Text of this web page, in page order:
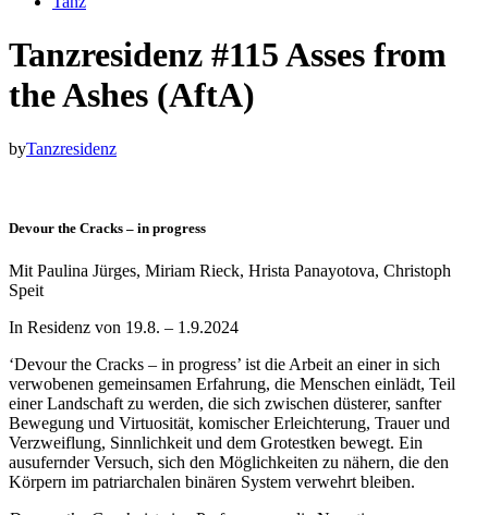
Tanzresidenz #115 Asses from
the Ashes (AftA)
byTanzresidenz
Devour the Cracks – in progress
Mit Paulina Jürges, Miriam Rieck, Hrista Panayotova, Christoph
Speit
In Residenz von 19.8. – 1.9.2024
‘Devour the Cracks – in progress’ ist die Arbeit an einer in sich
verwobenen gemeinsamen Erfahrung, die Menschen einlädt, Teil
einer Landschaft zu werden, die sich zwischen düsterer, sanfter
Bewegung und Virtuosität, komischer Erleichterung, Trauer und
Verzweiflung, Sinnlichkeit und dem Grotestken bewegt. Ein
ausufernder Versuch, sich den Möglichkeiten zu nähern, die den
Körpern im patriarchalen binären System verwehrt bleiben.